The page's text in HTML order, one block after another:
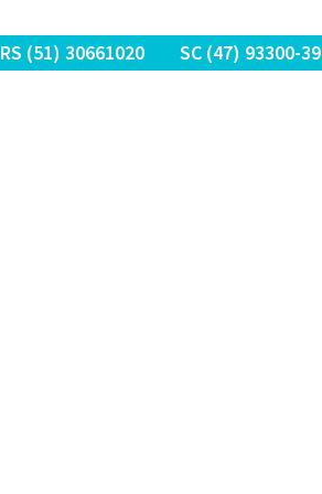
RS (51) 30661020 SC (47) 93300-